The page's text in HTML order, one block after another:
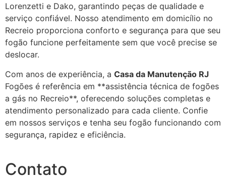
Lorenzetti e Dako, garantindo peças de qualidade e
serviço confiável. Nosso atendimento em domicílio no
Recreio proporciona conforto e segurança para que seu
fogão funcione perfeitamente sem que você precise se
deslocar.
Com anos de experiência, a Casa da Manutenção RJ
Fogões é referência em **assistência técnica de fogões
a gás no Recreio**, oferecendo soluções completas e
atendimento personalizado para cada cliente. Confie
em nossos serviços e tenha seu fogão funcionando com
segurança, rapidez e eficiência.
Contato